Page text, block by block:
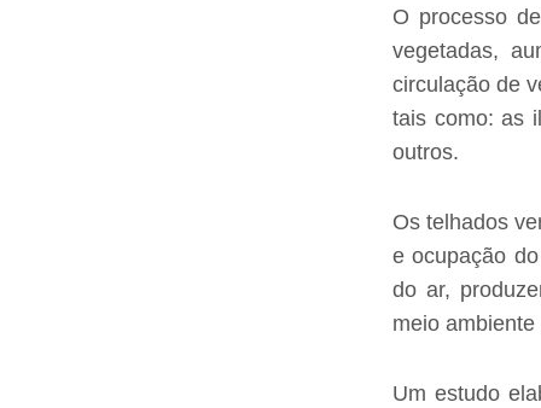
O processo
vegetadas,
circulação de
tais como: as
outros.
Os telhados
e ocupação
do ar,
meio
Um estudo